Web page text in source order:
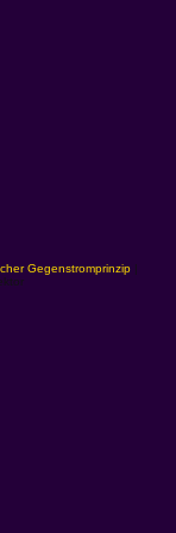
Gegenstromprinzip|